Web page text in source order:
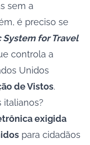
sem a
é preciso se
for Travel
controla a
Unidos
de Vistos.
italianos?
exigida
para cidadãos